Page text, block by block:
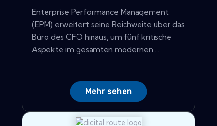
Enterprise Performance Management
(EPM) erweitert seine Reichweite über das
Büro des CFO hinaus, um fünf kritische
Aspekte im gesamten modernen ...
Mehr sehen